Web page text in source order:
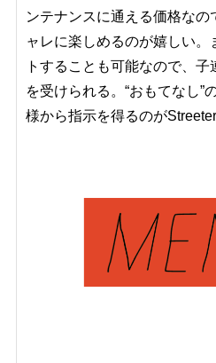
ンテナンスに通える価格な
ャレに楽しめるのが嬉しい。
トすることも可能なので、
を受けられる。“おもてなし”
様から指示を得るのが